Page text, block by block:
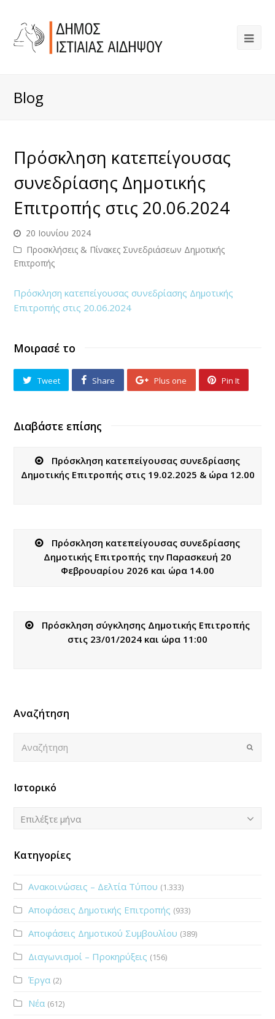
Blog
Πρόσκληση κατεπείγουσας
συνεδρίασης Δημοτικής
Επιτροπής στις 20.06.2024
20 Ιουνίου 2024
Προσκλήσεις & Πίνακες Συνεδριάσεων Δημοτικής
Επιτροπής
Πρόσκληση κατεπείγουσας συνεδρίασης Δημοτικής
Επιτροπής στις 20.06.2024
Μοιρασέ το
Tweet Share Plus one Pin It
Διαβάστε επίσης
Πρόσκληση κατεπείγουσας συνεδρίασης
Δημοτικής Επιτροπής στις 19.02.2025 & ώρα 12.00
Πρόσκληση κατεπείγουσας συνεδρίασης
Δημοτικής Επιτροπής την Παρασκευή 20
Φεβρουαρίου 2026 και ώρα 14.00
Πρόσκληση σύγκλησης Δημοτικής Επιτροπής
στις 23/01/2024 και ώρα 11:00
Αναζήτηση
Submit
Ιστορικό
Ιστορικό
Επιλέξτε μήνα
Κατηγορίες
Ανακοινώσεις – Δελτία Τύπου (1.333)
Αποφάσεις Δημοτικής Επιτροπής (933)
Αποφάσεις Δημοτικού Συμβουλίου (389)
Διαγωνισμοί – Προκηρύξεις (156)
Έργα (2)
Νέα (612)